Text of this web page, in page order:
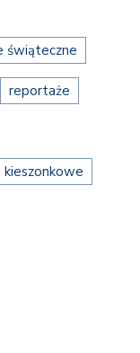
świąteczne
reportaże